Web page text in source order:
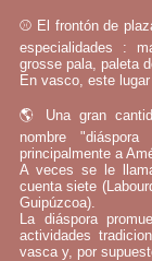
⚾ El frontón de
especialidades :
grosse pala, paleta
En vasco, este
🌎 Una gran
nombre
principalmente a
A veces se le
cuenta siete
Guipúzcoa).
La diáspora
actividades
vasca y, por